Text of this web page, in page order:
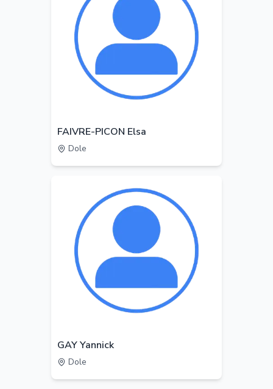
FAIVRE-PICON Elsa
Dole
GAY Yannick
Dole